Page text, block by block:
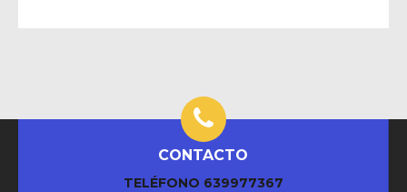
CONTACTO
TELÉFONO 639977367